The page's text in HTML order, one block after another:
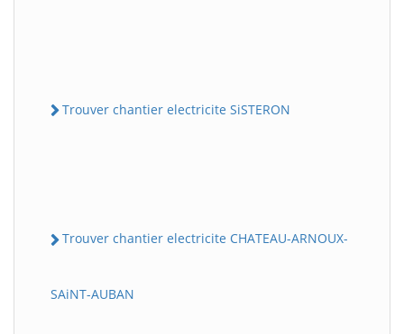
Trouver chantier electricite SiSTERON
Trouver chantier electricite CHATEAU-ARNOUX-
SAiNT-AUBAN